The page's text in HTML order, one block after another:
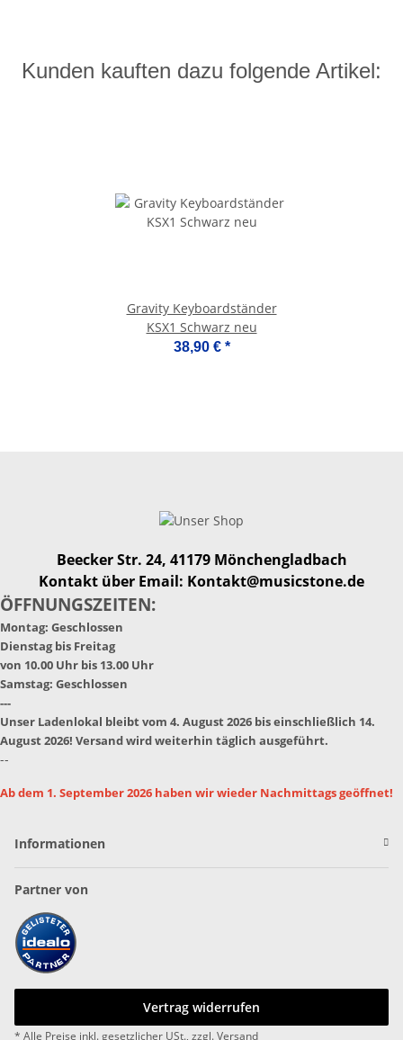
Kunden kauften dazu folgende Artikel:
Gravity Keyboardständer
KSX1 Schwarz neu
38,90 € *
Beecker Str. 24, 41179 Mönchengladbach
Kontakt über Email: Kontakt@musicstone.de
ÖFFNUNGSZEITEN:
Montag: Geschlossen
Dienstag bis Freitag
von 10.00 Uhr bis 13.00 Uhr
Samstag: Geschlossen
---
Unser Ladenlokal bleibt vom 4. August 2026 bis einschließlich 14.
August 2026! Versand wird weiterhin täglich ausgeführt.
--
Ab dem 1. September 2026 haben wir wieder Nachmittags geöffnet!
Informationen
Partner von
Vertrag widerrufen
* Alle Preise inkl. gesetzlicher USt., zzgl.Versand